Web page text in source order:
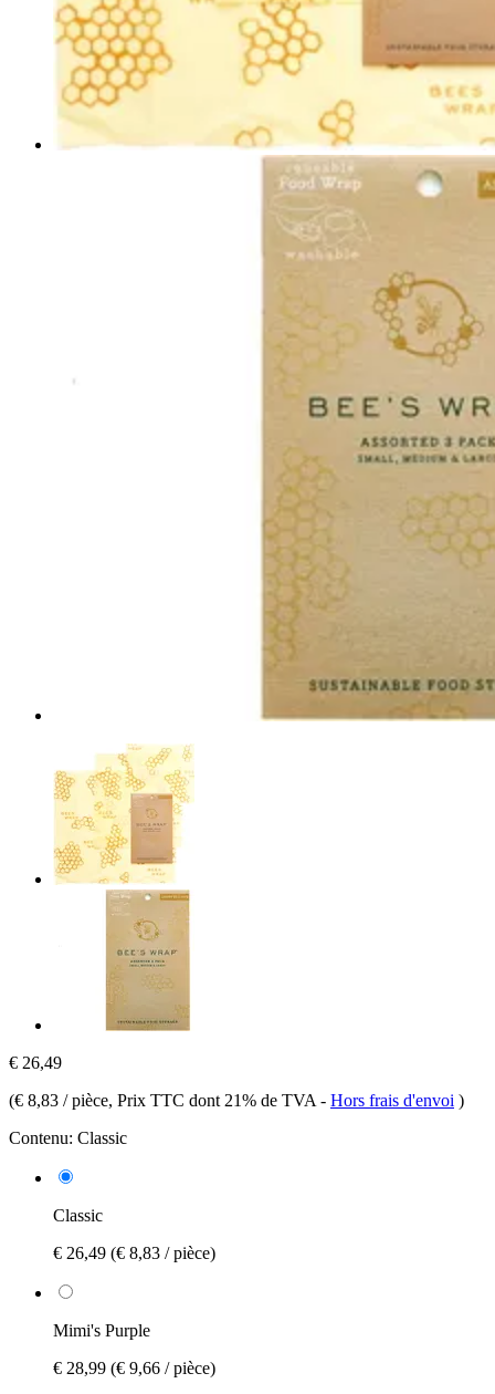
€ 26,49
(€ 8,83 / pièce, Prix TTC dont 21% de TVA - Hors frais d'envoi )
Contenu: Classic
Classic
€ 26,49 (€ 8,83 / pièce)
Mimi's Purple
€ 28,99 (€ 9,66 / pièce)